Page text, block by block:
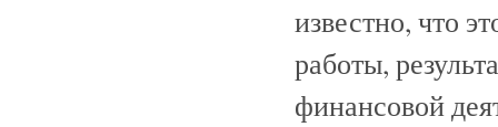
известно, что
работы,
финансовой